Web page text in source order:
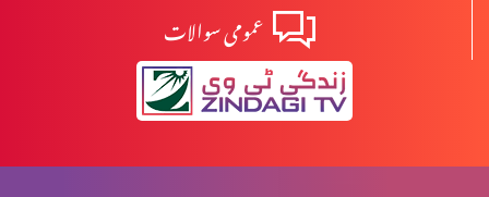
بائبل مقدس کا ادب (حصہ 1)عمومی سوالات